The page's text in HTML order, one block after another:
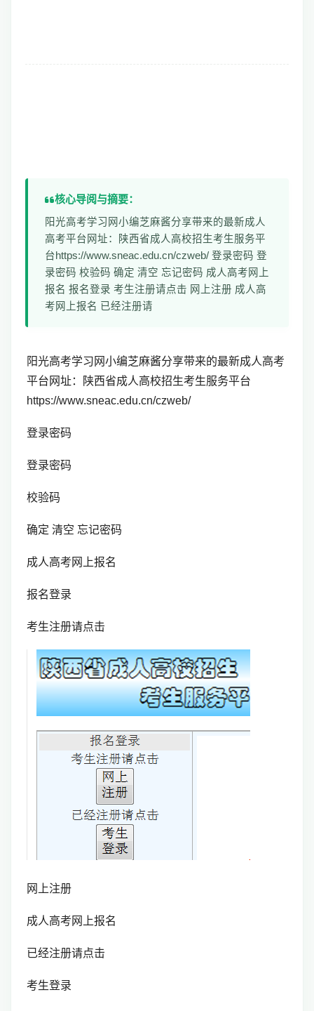
核心导阅与摘要：
阳光高考学习网小编芝麻酱分享带来的最新成人
高考平台网址：陕西省成人高校招生考生服务平
台https://www.sneac.edu.cn/czweb/ 登录密码 登
录密码 校验码 确定 清空 忘记密码 成人高考网上
报名 报名登录 考生注册请点击 网上注册 成人高
考网上报名 已经注册请
阳光高考学习网小编芝麻酱分享带来的最新成人高考
平台网址：
陕西省成人高校招生考生服务平台
https://www.sneac.edu.cn/czweb/
登录密码
登录密码
校验码
确定 清空 忘记密码
成人高考网上报名
报名登录
考生注册请点击
网上注册
成人高考网上报名
已经注册请点击
考生登录